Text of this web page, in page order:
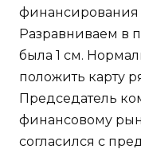
финансирования
Разравниваем в
была 1 см.
положить карту
Председатель
финансовому
согласился с